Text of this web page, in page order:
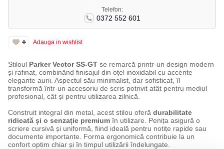
Telefon:
0372 552 601
Adauga in wishlist
Stiloul Parker Vector SS-GTse remarcă printr-un design modern
și rafinat, combinând finisajul din oțel inoxidabil cu accente
elegante aurii. Aspectul său minimalist, dar sofisticat, îl
transformă într-un accesoriu de scris potrivit atât pentru mediul
profesional, cât și pentru utilizarea zilnică.
Construit integral din metal, acest stilou oferă durabilitate
ridicată și o senzație premiumîn utilizare. Penița asigură o
scriere cursivă și uniformă, fiind ideală pentru notițe rapide sau
documente importante. Forma ergonomică contribuie la un
confort optim chiar și în timpul utilizării îndelungate.